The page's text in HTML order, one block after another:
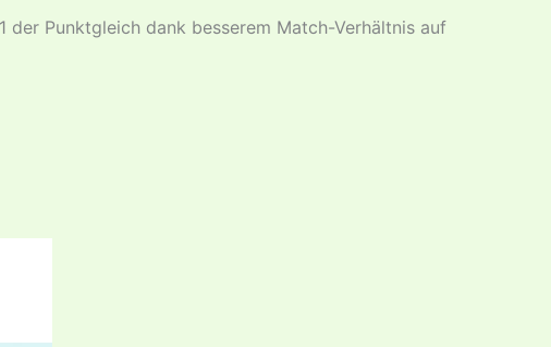
Punktgleich dank besserem Match-Verhältnis auf